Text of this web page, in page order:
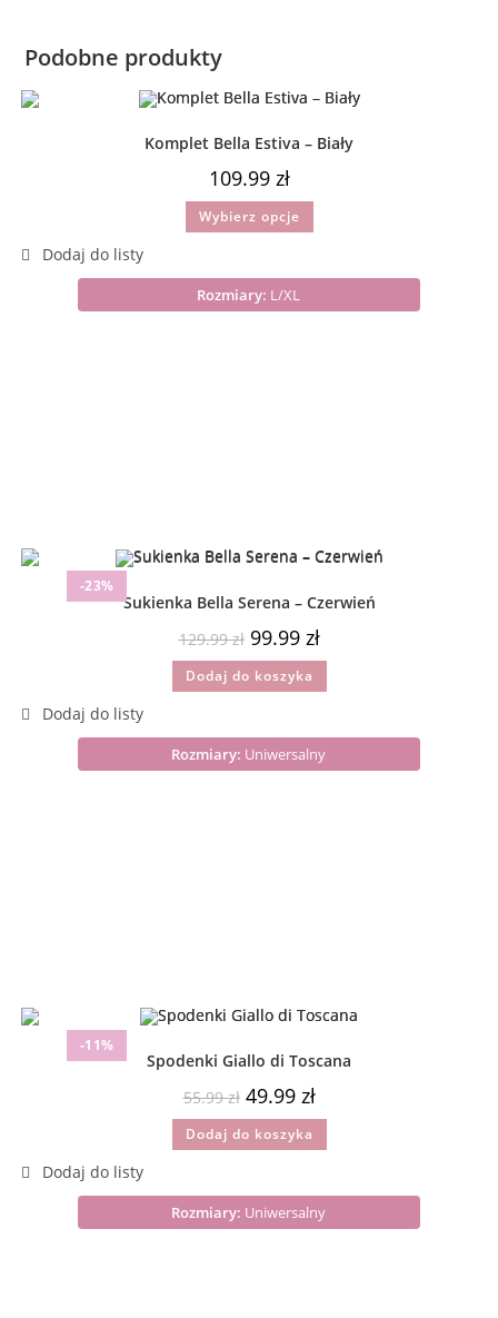
Podobne produkty
Komplet Bella Estiva – Biały
109.99 zł
Wybierz opcje
Rozmiary: L/XL
-23%
Sukienka Bella Serena – Czerwień
129.99zł 99.99 zł
Dodaj do koszyka
Rozmiary: Uniwersalny
-11%
Spodenki Giallo di Toscana
55.99zł 49.99 zł
Dodaj do koszyka
Rozmiary: Uniwersalny